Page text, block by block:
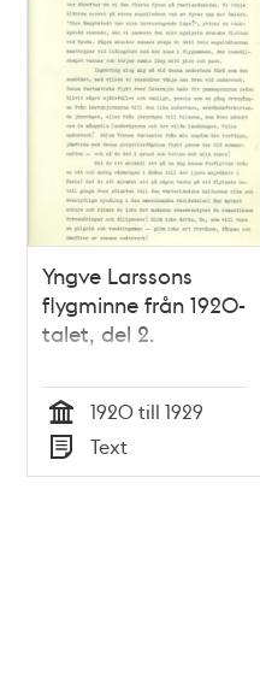
Yngve Larssons
flygminne från 1920-
talet, del 2.
Tid
1920 till 1929
Typ
Text